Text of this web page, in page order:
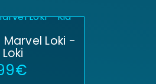
Marvel Loki -
€